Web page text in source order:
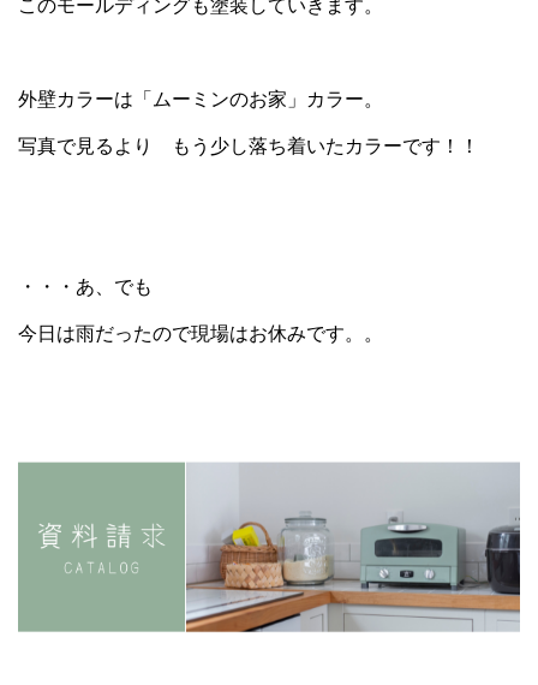
このモールディングも塗装していきます。
外壁カラーは「ムーミンのお家」カラー。
写真で見るより もう少し落ち着いたカラーです！！
・・・あ、でも
今日は雨だったので現場はお休みです。。